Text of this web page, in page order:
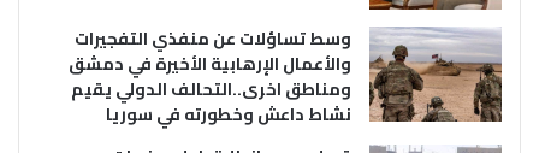
وسط تساؤلات عن منفذي التفجيرات
والأعمال الإرهابية الأخيرة في دمشق
ومناطق اخرى..التحالف الدولي يقيم
نشاط داعش وخطورته في سوريا